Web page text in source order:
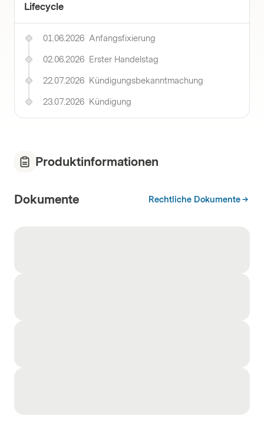
Lifecycle
01.06.2026 Anfangsfixierung
02.06.2026 Erster Handelstag
22.07.2026 Kündigungsbekanntmachung
23.07.2026 Kündigung
Produktinformationen
Dokumente Rechtliche Dokumente